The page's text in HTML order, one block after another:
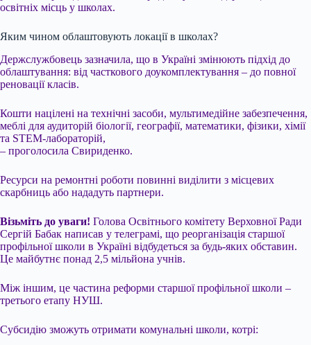
освітніх місць у школах.
Яким чином облаштовують локації в школах?
Держслужбовець зазначила, що в Україні змінюють підхід до
облаштування: від часткового доукомплектування – до повної
реновації класів.
Кошти націлені на технічні засоби, мультимедійне забезпечення,
меблі для аудиторій біології, географії, математики, фізики, хімії
та STEM-лабораторій,
– проголосила Свириденко.
Ресурси на ремонтні роботи повинні виділити з місцевих
скарбниць або нададуть партнери.
Візьміть до уваги! Голова Освітнього комітету Верховної Ради
Сергій Бабак написав у телеграмі, що реорганізація старшої
профільної школи в Україні відбудеться за будь-яких обставин.
Це майбутнє понад 2,5 мільйона учнів.
Між іншим, це частина реформи старшої профільної школи –
третього етапу НУШ.
Субсидію зможуть отримати комунальні школи, котрі: